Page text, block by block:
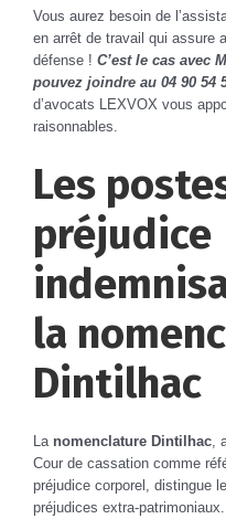
Vous aurez besoin de
en arrêt de travail qui assure
défense ! C’est le cas avec
pouvez joindre au 04 90 54
d’avocats LEXVOX vous
raisonnables.
Les
préjudice
la
Dintilhac
La nomenclature Dintilhac
Cour de cassation comme
préjudice corporel, distingue
préjudices extra-